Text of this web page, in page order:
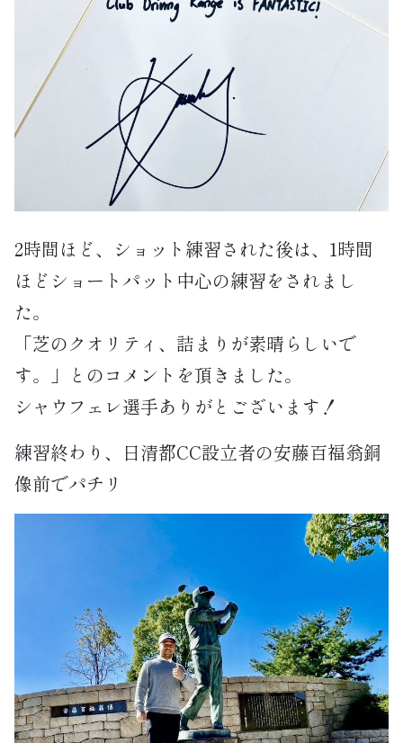
2時間ほど、ショット練習された後は、1時間
ほどショートパット中心の練習をされまし
た。
「芝のクオリティ、詰まりが素晴らしいで
す。」とのコメントを頂きました。
シャウフェレ選手ありがとございます！
練習終わり、日清都CC設立者の安藤百福翁銅
像前でパチリ